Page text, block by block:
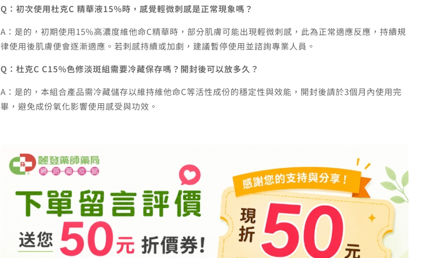
Q：初次使用杜克C 精華液15%時，感覺輕微刺感是正常現象嗎？
A：是的，初期使用15%高濃度維他命C精華時，部分肌膚可能出現輕微刺感，此為正常適應反應，持續規
律使用後肌膚便會逐漸適應。若刺感持續或加劇，建議暫停使用並諮詢專業人員。
Q：杜克C C15%色修淡斑組需要冷藏保存嗎？開封後可以放多久？
A：是的，本組合產品需冷藏儲存以維持維他命C等活性成份的穩定性與效能，開封後請於3個月內使用完
畢，避免成份氧化影響使用感受與功效。